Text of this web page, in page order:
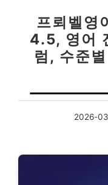
프뢰벨영
4.5, 영어
럼, 수준
2026-